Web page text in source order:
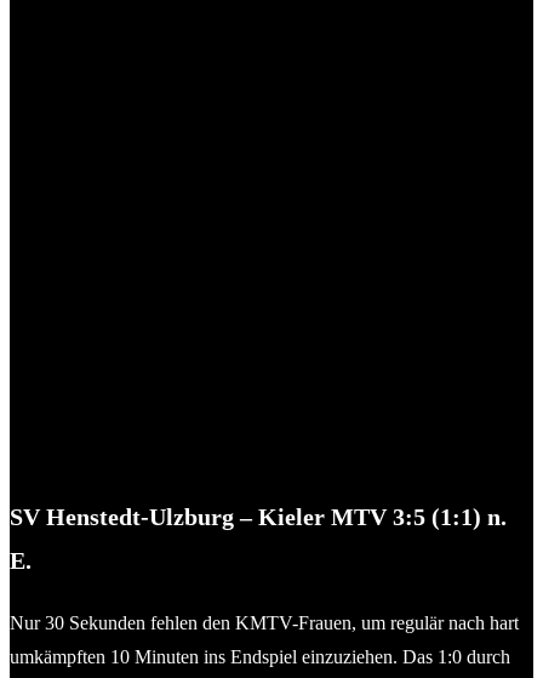
SV Henstedt-Ulzburg – Kieler MTV 3:5 (1:1) n.
E.
Nur 30 Sekunden fehlen den KMTV-Frauen, um regulär nach hart
umkämpften 10 Minuten ins Endspiel einzuziehen. Das 1:0 durch